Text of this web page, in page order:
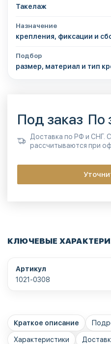
Такелаж
Назначение
крепления, фиксации и
Подбор
размер, материал и тип
Под заказ По
Доставка по РФ и СНГ.
рассчитываются при
КЛЮЧЕВЫЕ
Артикул
1021-0308
Краткое описание
Характеристики